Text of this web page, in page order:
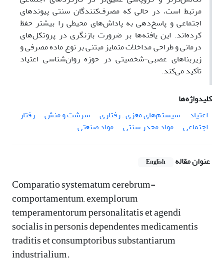
مرتبط است، در حالی که مصرف‌کنندگان سنتی پیوندهای
اجتماعی و پاسخ‌دهی به پاداش‌های محیطی را بیشتر حفظ
کرده‌اند. این یافته‌ها بر ضرورت بازنگری در پروتکل‌های
درمانی و طراحی مداخلات متمایز مبتنی بر نوع ماده مصرفی و
زیربناهای عصبی-شخصیتی در حوزه روان‌شناسی اعتیاد
تأکید می‌کند.
کلیدواژه‌ها
اعتیاد
سیستم‌های مغزی ـ رفتاری سرشت و منش
رفتار
اجتماعی
مواد مخدر سنتی مواد صنعتی
عنوان مقاله English
Comparatio systematum cerebrum-
comportamentum, exemplorum
temperamentorum personalitatis et agendi
socialis in personis dependentes medicamentis
traditis et consumptoribus substantiarum
industrialium.